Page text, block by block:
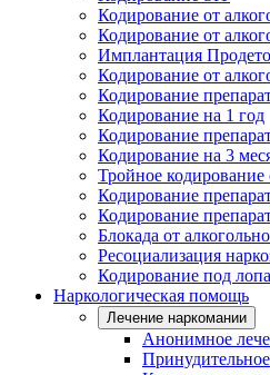
Кодирование от
Кодирование от
Имплантация
Кодирование от
Кодирование
Кодирование на 1 год
Кодирование
Кодирование на 3
Тройное кодирование
Кодирование
Кодирование
Блокада от
Ресоциализация
Кодирование под
Наркологическая помощь
Лечение наркомании
Анонимное